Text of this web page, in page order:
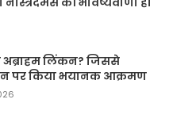
लिंकन? जिससे
पर किया भयानक आक्रमण